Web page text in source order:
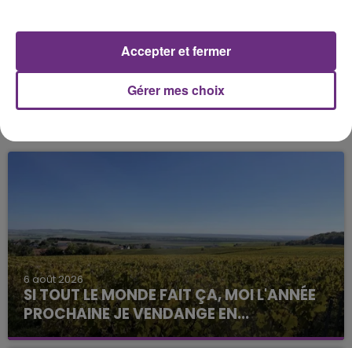
6 août 2026
SI TOUT LE MONDE FAIT ÇA, MOI L'ANNÉE
PROCHAINE JE VENDANGE EN...
La vendange en Champagne a débuté ce jeudi 6
Gérer mes choix
Accepter et fermer